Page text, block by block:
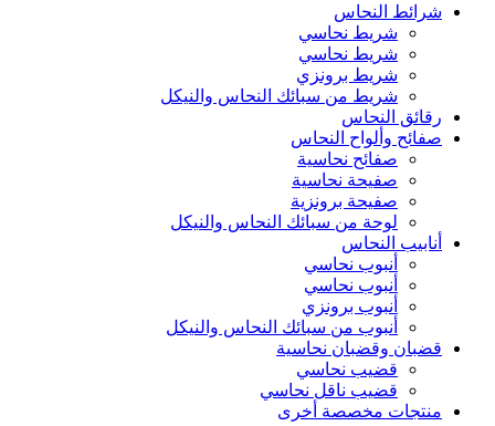
شرائط النحاس
شريط نحاسي
شريط نحاسي
شريط برونزي
شريط من سبائك النحاس والنيكل
رقائق النحاس
صفائح وألواح النحاس
صفائح نحاسية
صفيحة نحاسية
صفيحة برونزية
لوحة من سبائك النحاس والنيكل
أنابيب النحاس
أنبوب نحاسي
أنبوب نحاسي
أنبوب برونزي
أنبوب من سبائك النحاس والنيكل
قضبان وقضبان نحاسية
قضيب نحاسي
قضيب ناقل نحاسي
منتجات مخصصة أخرى